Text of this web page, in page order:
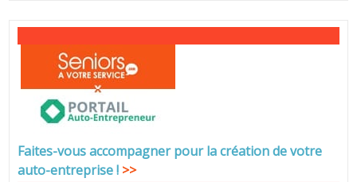
Faites-vous accompagner pour la création de votre
auto-entreprise! >>